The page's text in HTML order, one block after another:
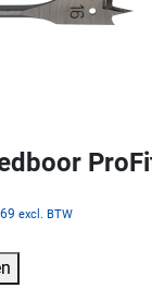
excl. BTW